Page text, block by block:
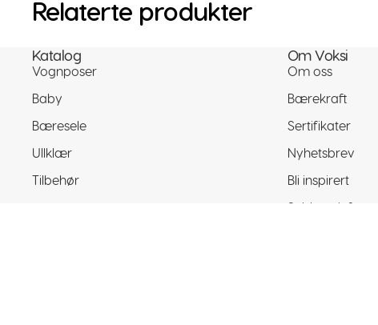
Relaterte produkter
Katalog
Vognposer
Baby
Bæresele
Ullklær
Tilbehør
Om Voksi
Om oss
Bærekraft
Sertifikater
Nyhetsbrev
Bli inspirert